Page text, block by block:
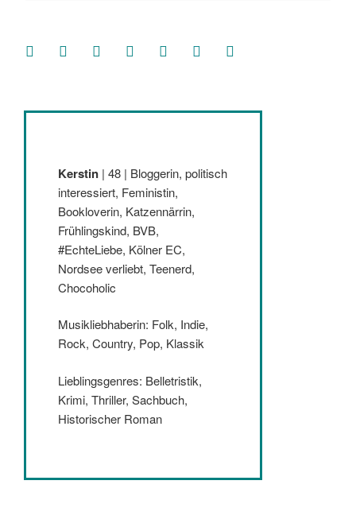
facebooksoundcloud
twitter mastodoninstagramthreads goodreads
Kerstin | 48 | Bloggerin, politisch
interessiert, Feministin,
Bookloverin, Katzennärrin,
Frühlingskind, BVB,
#EchteLiebe, Kölner EC,
Nordsee verliebt, Teenerd,
Chocoholic
Musikliebhaberin: Folk, Indie,
Rock, Country, Pop, Klassik
Lieblingsgenres: Belletristik,
Krimi, Thriller, Sachbuch,
Historischer Roman